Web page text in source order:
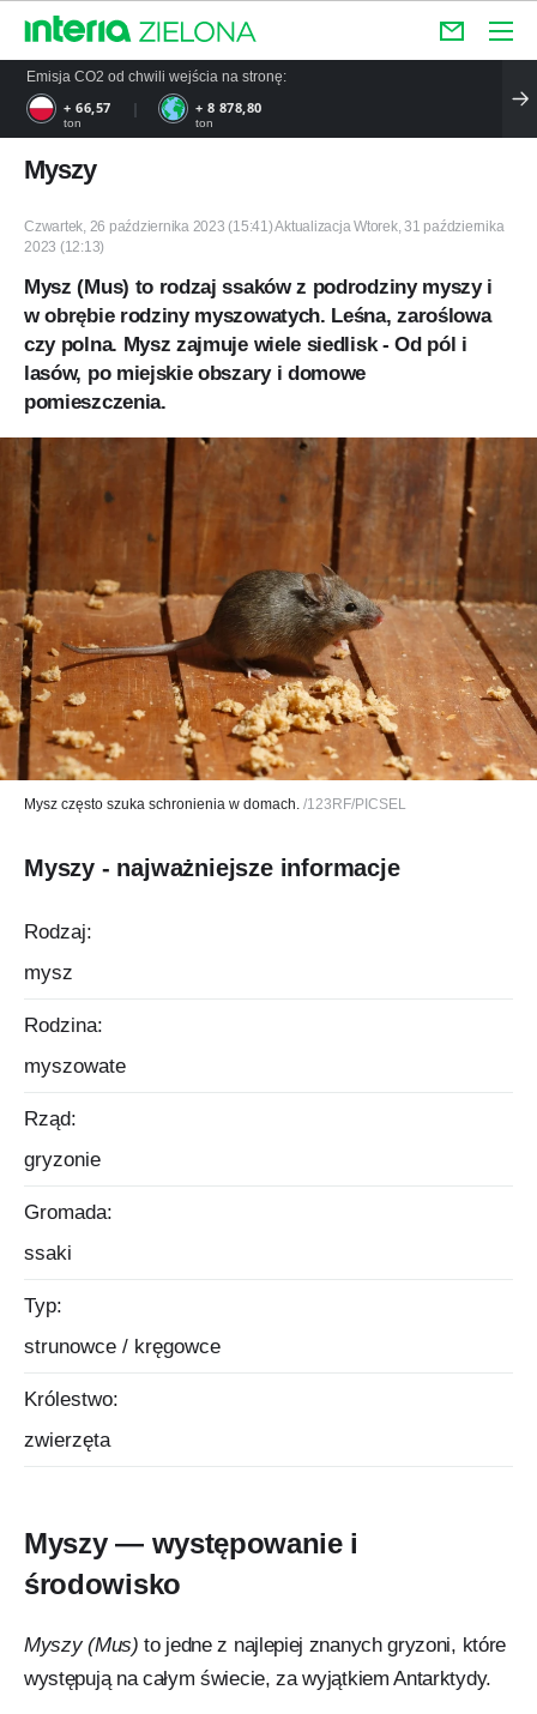
Emisja CO2 od chwili wejścia na stronę:
+ 76,08
ton
+ 10 147
ton
Myszy
Czwartek, 26 października 2023 (15:41) Aktualizacja Wtorek, 31 października
2023 (12:13)
Mysz (Mus) to rodzaj ssaków z podrodziny myszy i
w obrębie rodziny myszowatych. Leśna, zaroślowa
czy polna. Mysz zajmuje wiele siedlisk - Od pól i
lasów, po miejskie obszary i domowe
pomieszczenia.
Mysz często szuka schronienia w domach. /123RF/PICSEL
Myszy - najważniejsze informacje
Rodzaj:
mysz
Rodzina:
myszowate
Rząd:
gryzonie
Gromada:
ssaki
Typ:
strunowce / kręgowce
Królestwo:
zwierzęta
Myszy — występowanie i
środowisko
Myszy (Mus) to jedne z najlepiej znanych gryzoni, które
występują na całym świecie, za wyjątkiem Antarktydy.